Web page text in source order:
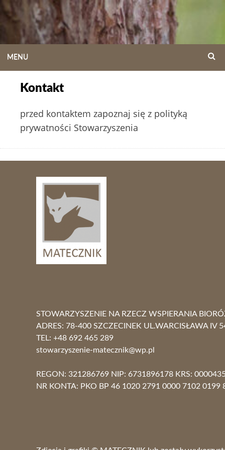
Skip
MENU
Kontakt
przed kontaktem zapoznaj się z polityką
prywatności Stowarzyszenia
STOWARZYSZENIE NA RZECZ WSPIERANIA
ADRES: 78-400 SZCZECINEK UL.WARCISŁAWA IV
TEL: +48 692
stowarzyszenie-matecznik@wp.pl
REGON: 321286769 NIP: 6731896178 KRS:
NR KONTA: PKO BP 46 1020 2791 0000 7102 0199